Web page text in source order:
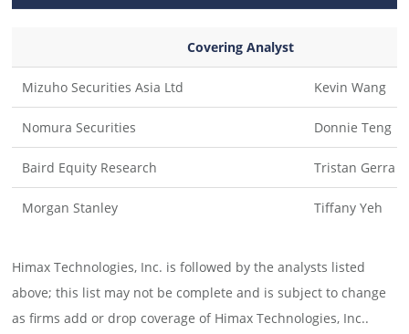
Covering Analyst
Mizuho Securities Asia Ltd Kevin Wang
Nomura Securities Donnie Teng
Baird Equity Research Tristan Gerra
Morgan Stanley Tiffany Yeh
Himax Technologies, Inc. is followed by the analysts listed
above; this list may not be complete and is subject to change
as firms add or drop coverage of Himax Technologies, Inc..